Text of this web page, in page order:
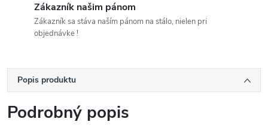
Zákazník našim pánom
Zákazník sa stáva naším pánom na stálo, nielen pri
objednávke !
Popis produktu
Podrobný popis